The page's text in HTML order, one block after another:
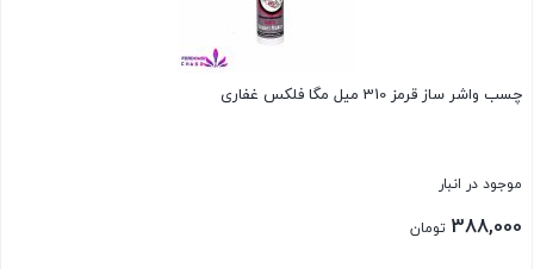
چسب واشر ساز قرمز 310 میل مگا فلکس غفاری
موجود در انبار
388,000 تومان